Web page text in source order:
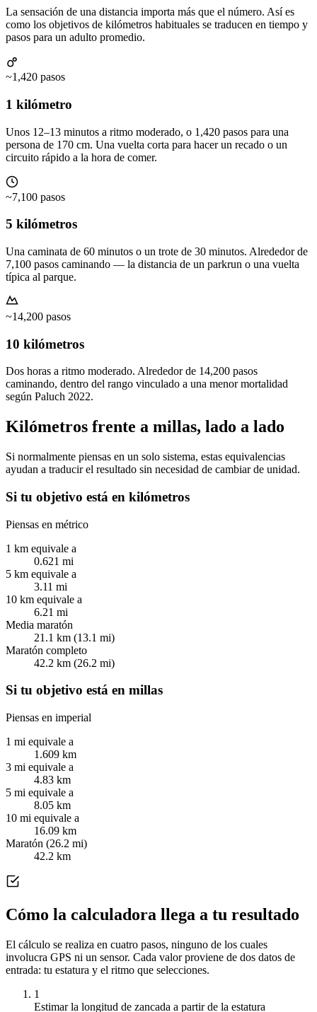
La sensación de una distancia importa más que el número. Así es
como los objetivos de kilómetros habituales se traducen en tiempo y
pasos para un adulto promedio.
~1,420 pasos
1 kilómetro
Unos 12–13 minutos a ritmo moderado, o 1,420 pasos para una
persona de 170 cm. Una vuelta corta para hacer un recado o un
circuito rápido a la hora de comer.
~7,100 pasos
5 kilómetros
Una caminata de 60 minutos o un trote de 30 minutos. Alrededor de
7,100 pasos caminando — la distancia de un parkrun o una vuelta
típica al parque.
~14,200 pasos
10 kilómetros
Dos horas a ritmo moderado. Alrededor de 14,200 pasos
caminando, dentro del rango vinculado a una menor mortalidad
según Paluch 2022.
Kilómetros frente a millas, lado a lado
Si normalmente piensas en un solo sistema, estas equivalencias
ayudan a traducir el resultado sin necesidad de cambiar de unidad.
Si tu objetivo está en kilómetros
Piensas en métrico
1 km equivale a
0.621 mi
5 km equivale a
3.11 mi
10 km equivale a
6.21 mi
Media maratón
21.1 km (13.1 mi)
Maratón completo
42.2 km (26.2 mi)
Si tu objetivo está en millas
Piensas en imperial
1 mi equivale a
1.609 km
3 mi equivale a
4.83 km
5 mi equivale a
8.05 km
10 mi equivale a
16.09 km
Maratón (26.2 mi)
42.2 km
Cómo la calculadora llega a tu resultado
El cálculo se realiza en cuatro pasos, ninguno de los cuales
involucra GPS ni un sensor. Cada valor proviene de dos datos de
entrada: tu estatura y el ritmo que selecciones.
1
Estimar la longitud de zancada a partir de la estatura